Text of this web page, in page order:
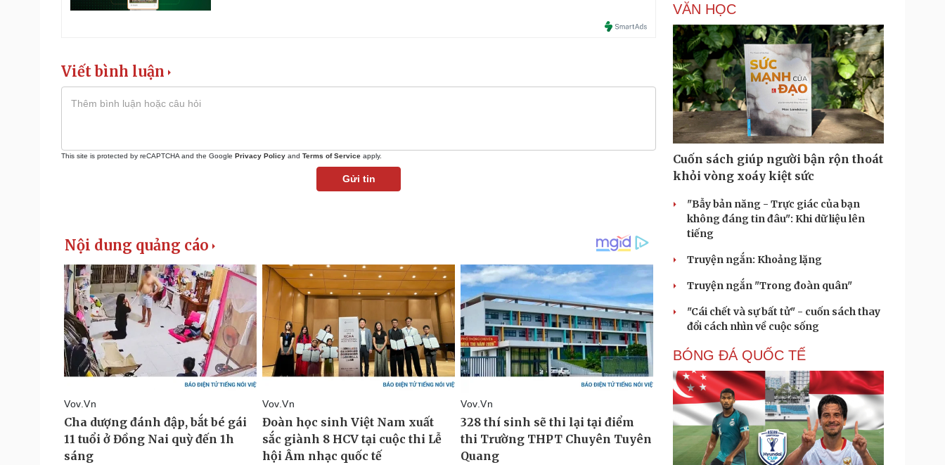
Viết bình luận
This site is protected by reCAPTCHA and the Google Privacy Policy and Terms of Service apply.
Gửi tin
VĂN HỌC
Cuốn sách giúp người bận rộn thoát
khỏi vòng xoáy kiệt sức
"Bẫy bản năng - Trực giác của bạn
không đáng tin đâu": Khi dữ liệu lên
tiếng
Truyện ngắn: Khoảng lặng
Truyện ngắn "Trong đoàn quân"
"Cái chết và sự bất tử" - cuốn sách thay
đổi cách nhìn về cuộc sống
BÓNG ĐÁ QUỐC TẾ